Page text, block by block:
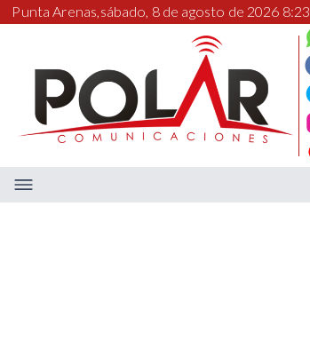
Punta Arenas,sábado, 8 de agosto de 2026 8:23